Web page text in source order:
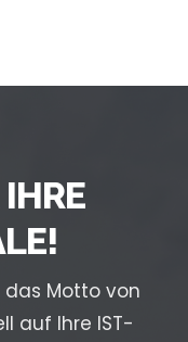
das Motto von
auf Ihre IST-